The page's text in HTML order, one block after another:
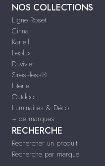
NOS COLLECTIONS
Ligne Roset
Cinna
Kartell
Leolux
Duvivier
Stressless®
Literie
Outdoor
Luminaires & Déco
+ de marques
RECHERCHE
Rechercher un produit
Recherche par marque